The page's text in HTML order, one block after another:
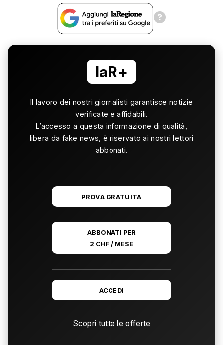
laR+
Il lavoro dei nostri giornalisti garantisce notizie
verificate e affidabili.
L’accesso a questa informazione di qualità,
libera da fake news, è riservato ai nostri lettori
abbonati.
PROVA GRATUITA
ABBONATI PER
2 CHF / MESE
ACCEDI
Scopri tutte le offerte